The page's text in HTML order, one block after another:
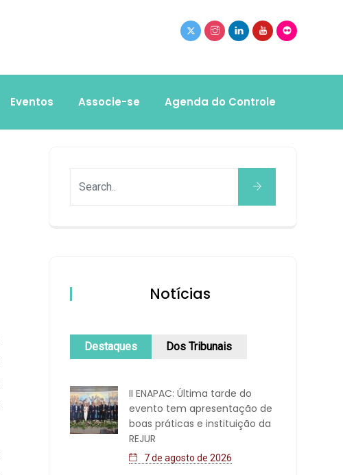
Eventos Associe-se Agenda do Controle
Notícias
Destaques Dos Tribunais
II ENAPAC: Última tarde do
evento tem apresentação de
boas práticas e instituição da
REJUR
7 de agosto de 2026